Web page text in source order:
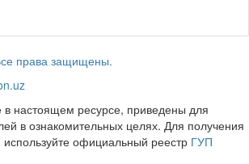
права защищены.
в настоящем ресурсе, приведены для
в ознакомительных целях. Для получения
используйте официальный реестр ГУП